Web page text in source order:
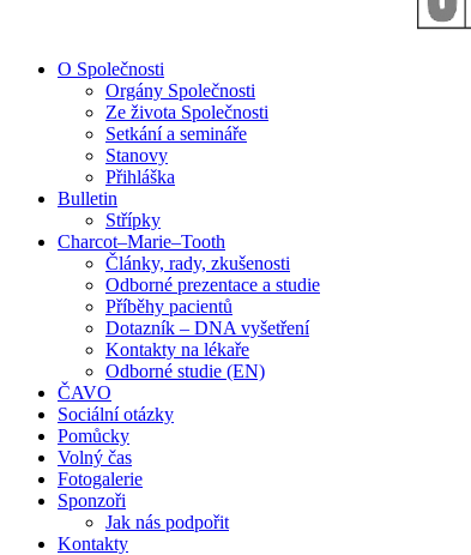
O Společnosti
Orgány Společnosti
Ze života Společnosti
Setkání a semináře
Stanovy
Přihláška
Bulletin
Střípky
Charcot–Marie–Tooth
Články, rady, zkušenosti
Odborné prezentace a studie
Příběhy pacientů
Dotazník – DNA vyšetření
Kontakty na lékaře
Odborné studie (EN)
ČAVO
Sociální otázky
Pomůcky
Volný čas
Fotogalerie
Sponzoři
Jak nás podpořit
Kontakty